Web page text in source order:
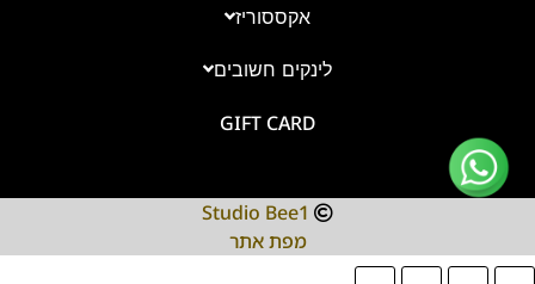
אקססוריז
לינקים חשובים
GIFT CARD
Studio Bee1
מפת אתר